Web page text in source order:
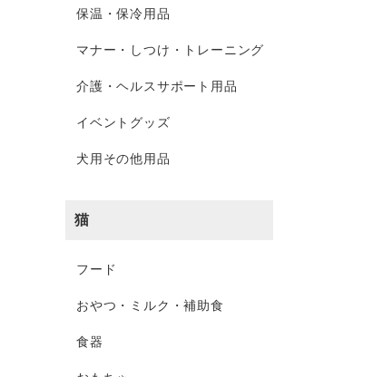
保温・保冷用品
マナー・しつけ・トレーニング
介護・ヘルスサポート用品
イベントグッズ
犬用その他用品
猫
フード
おやつ・ミルク・補助食
食器